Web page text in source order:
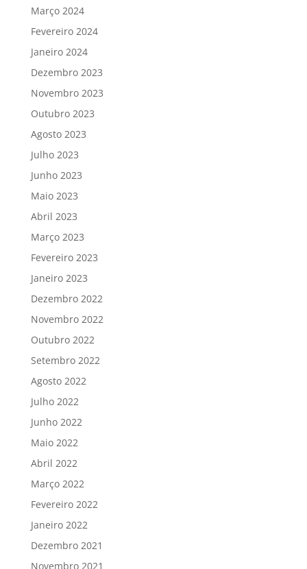
Março 2024
Fevereiro 2024
Janeiro 2024
Dezembro 2023
Novembro 2023
Outubro 2023
Agosto 2023
Julho 2023
Junho 2023
Maio 2023
Abril 2023
Março 2023
Fevereiro 2023
Janeiro 2023
Dezembro 2022
Novembro 2022
Outubro 2022
Setembro 2022
Agosto 2022
Julho 2022
Junho 2022
Maio 2022
Abril 2022
Março 2022
Fevereiro 2022
Janeiro 2022
Dezembro 2021
Novembro 2021